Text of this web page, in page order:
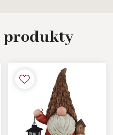
produkty